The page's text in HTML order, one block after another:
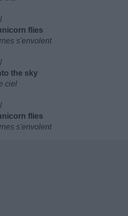
flies
s'envolent
the sky
ciel
flies
s'envolent